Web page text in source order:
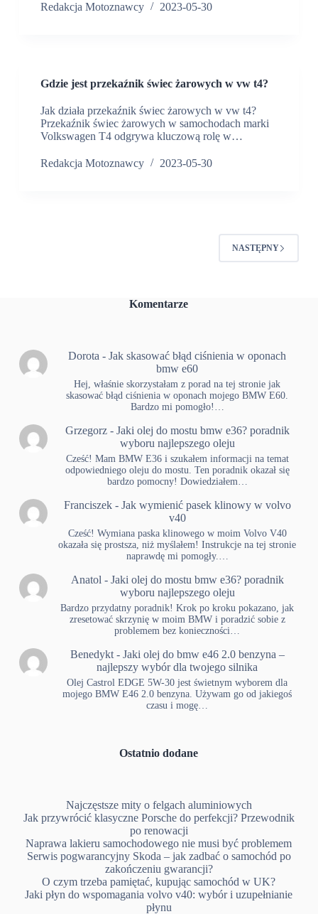
Redakcja Motoznawcy 2023-05-30
Gdzie jest przekaźnik świec żarowych w vw t4?
Jak działa przekaźnik świec żarowych w vw t4?
Przekaźnik świec żarowych w samochodach marki
Volkswagen T4 odgrywa kluczową rolę w…
Redakcja Motoznawcy 2023-05-30
NASTĘPNY
Komentarze
Dorota -Jak skasować błąd ciśnienia w oponach
bmw e60
Hej, właśnie skorzystałam z porad na tej stronie jak
skasować błąd ciśnienia w oponach mojego BMW E60.
Bardzo mi pomogło!…
Grzegorz- Jaki olej do mostu bmw e36? poradnik
wyboru najlepszego oleju
Cześć! Mam BMW E36 i szukałem informacji na temat
odpowiedniego oleju do mostu. Ten poradnik okazał się
bardzo pomocny! Dowiedziałem…
Franciszek- Jak wymienić pasek klinowy w volvo
v40
Cześć! Wymiana paska klinowego w moim Volvo V40
okazała się prostsza, niż myślałem! Instrukcje na tej stronie
naprawdę mi pomogły.…
Anatol - Jaki olej do mostu bmw e36? poradnik
wyboru najlepszego oleju
Bardzo przydatny poradnik! Krok po kroku pokazano, jak
zresetować skrzynię w moim BMW i poradzić sobie z
problemem bez konieczności…
Benedykt- Jaki olej do bmw e46 2.0 benzyna –
najlepszy wybór dla twojego silnika
Olej Castrol EDGE 5W-30 jest świetnym wyborem dla
mojego BMW E46 2.0 benzyna. Używam go od jakiegoś
czasu i mogę…
Ostatnio dodane
Najczęstsze mity o felgach aluminiowych
Jak przywrócić klasyczne Porsche do perfekcji? Przewodnik
po renowacji
Naprawa lakieru samochodowego nie musi być problemem
Serwis pogwarancyjny Skoda – jak zadbać o samochód po
zakończeniu gwarancji?
O czym trzeba pamiętać, kupując samochód w UK?
Jaki płyn do wspomagania volvo v40: wybór i uzupełnianie
płynu